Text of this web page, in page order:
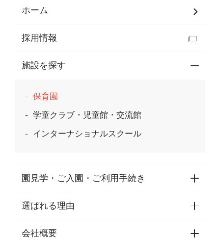
ホーム
採用情報
施設を探す
保育園
学童クラブ・児童館・交流館
インターナショナルスクール
園見学・ご入園・ご利用手続き
園見学・ご入園・ご利用手続き
東京都認証保育所空き状況
選ばれる理由
選ばれる理由一覧
会社概要